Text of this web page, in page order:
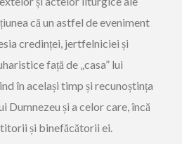
că un astfel de eveniment
credinței, jertfelniciei și
față de „casa” lui
în același timp și recunoștința
Dumnezeu și a celor care, încă
și binefăcătorii ei.